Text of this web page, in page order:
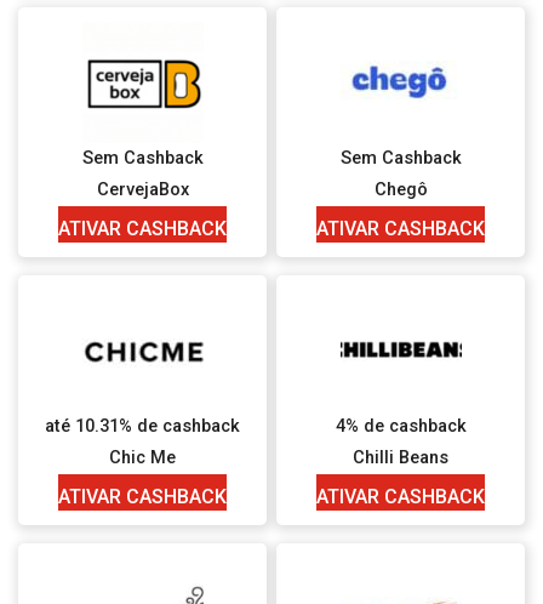
Sem Cashback
CervejaBox
ATIVAR CASHBACK
Sem Cashback
Chegô
ATIVAR CASHBACK
até 10.31% de cashback
Chic Me
ATIVAR CASHBACK
4% de cashback
Chilli Beans
ATIVAR CASHBACK